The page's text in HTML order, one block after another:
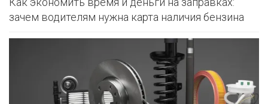
зачем водителям нужна карта наличия бензина